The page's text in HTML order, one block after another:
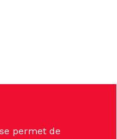
permet de